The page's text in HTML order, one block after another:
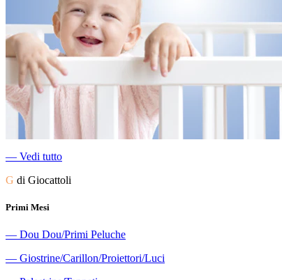
― Vedi tutto
G di Giocattoli
Primi Mesi
― Dou Dou/Primi Peluche
― Giostrine/Carillon/Proiettori/Luci